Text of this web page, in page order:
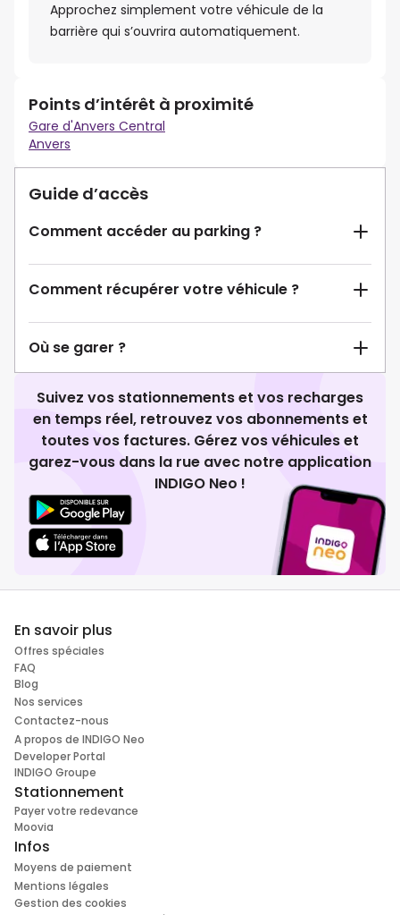
Approchez simplement votre véhicule de la
barrière qui s’ouvrira automatiquement.
Points d’intérêt à proximité
Gare d'Anvers Central
Anvers
Guide d’accès
Comment accéder au parking ?
Comment récupérer votre véhicule ?
Où se garer ?
Suivez vos stationnements et vos recharges
en temps réel, retrouvez vos abonnements et
toutes vos factures. Gérez vos véhicules et
garez-vous dans la rue avec notre application
INDIGO Neo !
En savoir plus
Offres spéciales
FAQ
Blog
Nos services
Contactez-nous
A propos de INDIGO Neo
Developer Portal
INDIGO Groupe
Stationnement
Payer votre redevance
Moovia
Infos
Moyens de paiement
Mentions légales
Gestion des cookies